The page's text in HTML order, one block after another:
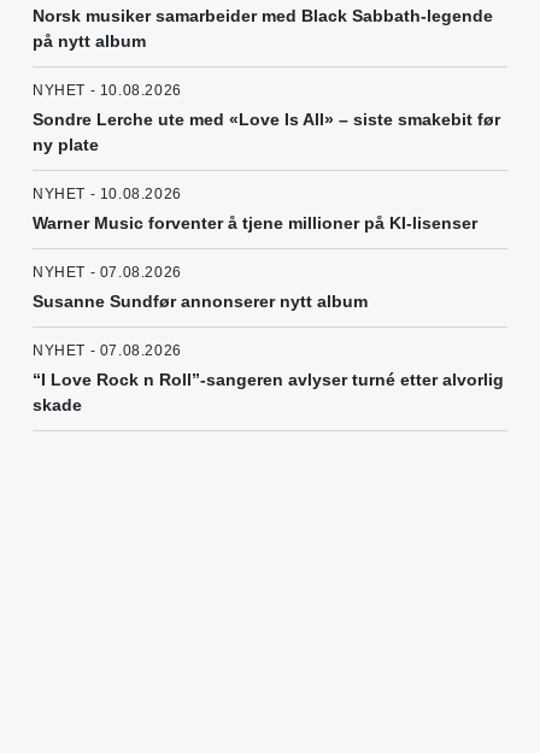
Norsk musiker samarbeider med Black Sabbath-legende
på nytt album
NYHET - 10.08.2026
Sondre Lerche ute med «Love Is All» – siste smakebit før
ny plate
NYHET - 10.08.2026
Warner Music forventer å tjene millioner på KI-lisenser
NYHET - 07.08.2026
Susanne Sundfør annonserer nytt album
NYHET - 07.08.2026
“I Love Rock n Roll”-sangeren avlyser turné etter alvorlig
skade